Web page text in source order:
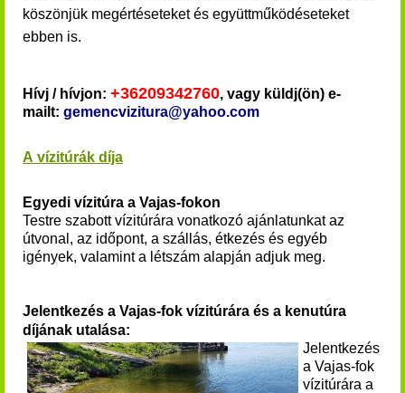
köszönjük megértéseteket és együttműködéseteket
ebben is.
Hívj / hívjon: +36209342760, vagy küldj(ön) e-
mailt: gemencvizitura@yahoo.com
A vízitúrák díja
Egyedi vízitúra a Vajas-fokon
Testre szabott vízitúrára vonatkozó ajánlatunkat az
útvonal, az időpont, a szállás, étkezés és egyéb
igények, valamint a létszám alapján adjuk meg.
Jelentkezés a Vajas-fok vízitúrára és a kenutúra
díjának utalása:
Jelentkezés
a Vajas-fok
vízitúrára a